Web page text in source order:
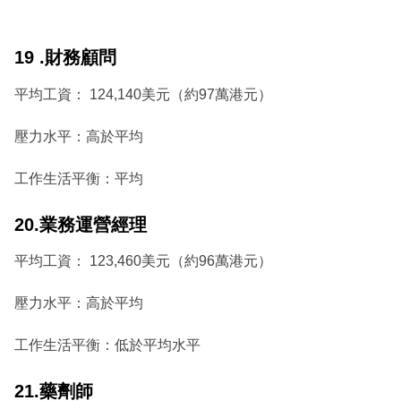
19 .財務顧問
平均工資： 124,140美元（約97萬港元）
壓力水平：高於平均
工作生活平衡：平均
20.業務運營經理
平均工資： 123,460美元（約96萬港元）
壓力水平：高於平均
工作生活平衡：低於平均水平
21.藥劑師